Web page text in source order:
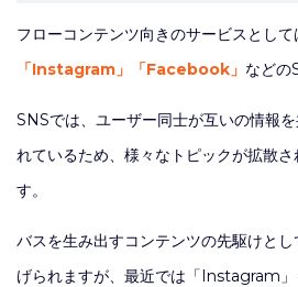
フローコンテンツ向きのサービスとして
「Instagram」「Facebook」 などの
SNSでは、ユーザー同士が互いの情報
れているため、様々なトピックが拡散
す。
バスを生み出すコンテンツの先駆けと
げられますが、最近では「Instagram